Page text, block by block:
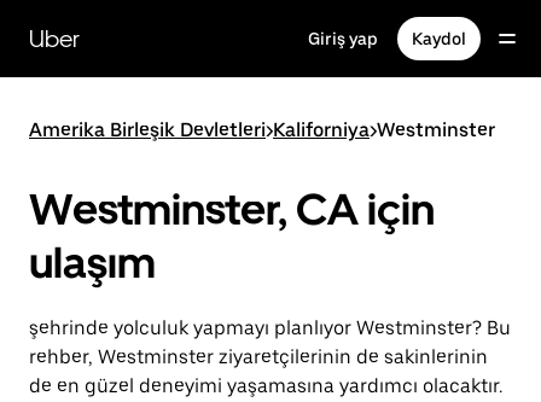
içeriğe
gidinUber Giriş yap Kaydol
Amerika Birleşik Devletleri>Kaliforniya>Westminster
Westminster, CA için
ulaşım
şehrinde yolculuk yapmayı planlıyor Westminster? Bu
rehber, Westminster ziyaretçilerinin de sakinlerinin
de en güzel deneyimi yaşamasına yardımcı olacaktır.